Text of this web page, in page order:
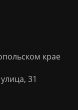
крае
31